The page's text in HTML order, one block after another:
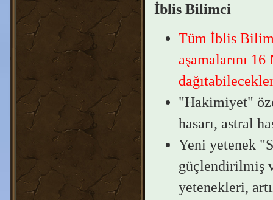
İblis Bilimci
Tüm İblis
aşamalarını
"Hakimiyet"
hasarı, astral
Yeni yetenek
güçlendirilmiş
yetenekleri,